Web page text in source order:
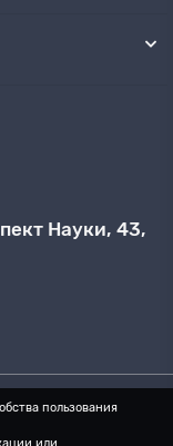
пользования
Науки, 43,